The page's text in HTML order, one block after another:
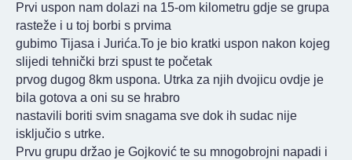
Prvi uspon nam dolazi na 15-om kilometru gdje se grupa
rasteže i u toj borbi s prvima
gubimo Tijasa i Jurića.To je bio kratki uspon nakon kojeg
slijedi tehnički brzi spust te početak
prvog dugog 8km uspona. Utrka za njih dvojicu ovdje je
bila gotova a oni su se hrabro
nastavili boriti svim snagama sve dok ih sudac nije
isključio s utrke.
Prvu grupu držao je Gojković te su mnogobrojni napadi i